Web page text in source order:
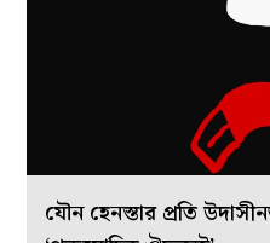
যৌন হেনস্তার প্রতি